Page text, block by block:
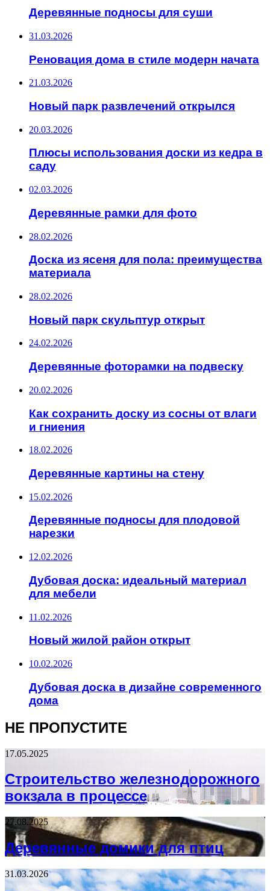
Деревянные подносы для суши
31.03.2026
Реновация дома в стиле модерн начата
21.03.2026
Новый парк развлечений открылся
20.03.2026
Плюсы использования доски из кедра в
саду
02.03.2026
Деревянные рамки для фото
28.02.2026
Доска из ясеня для пола: преимущества
материала
28.02.2026
Новый парк скульптур открыт
24.02.2026
Деревянные фоторамки на подвеску
20.02.2026
Как сохранить доску из сосны от влаги
и гниения
18.02.2026
Деревянные картины на стену
15.02.2026
Деревянные подносы для плодовой
нарезки
12.02.2026
Дубовая доска: идеальный материал
для мебели
11.02.2026
Новый жилой район открыт
10.02.2026
Дубовая доска в дизайне современного
дома
НЕ ПРОПУСТИТЕ
17.05.2025
Строительство железнодорожного
вокзала в процессе
27.08.2025
Деревянные домики для птиц
31.03.2026